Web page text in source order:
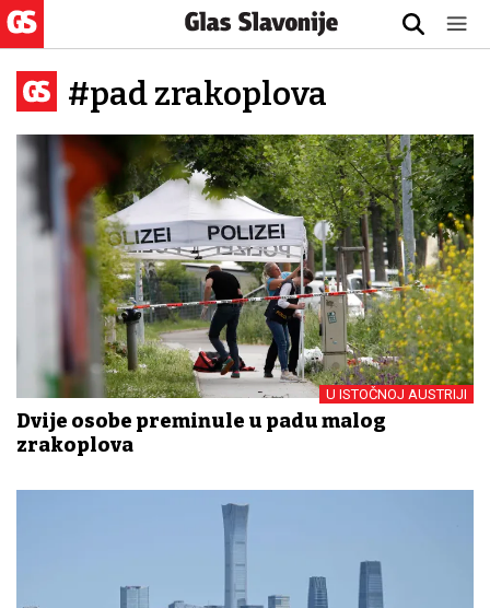
#pad zrakoplova
U ISTOČNOJ AUSTRIJI
Dvije osobe preminule u padu malog
zrakoplova